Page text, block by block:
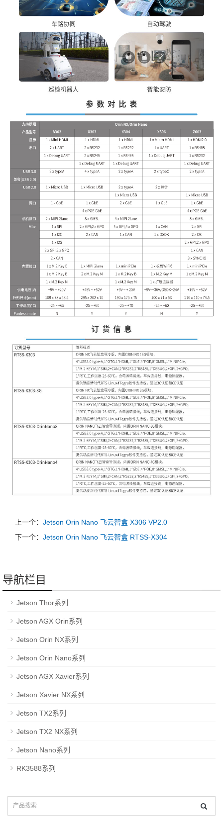
上一个： Jetson Orin Nano 飞云智盒 X306 VP2.0
下一个： Jetson Orin Nano 飞云智盒 RTSS-X304
导航栏目
Jetson Thor系列
Jetson AGX Orin系列
Jetson Orin NX系列
Jetson Orin Nano系列
Jetson AGX Xavier系列
Jetson Xavier NX系列
Jetson TX2系列
Jetson TX2 NX系列
Jetson Nano系列
RK3588系列